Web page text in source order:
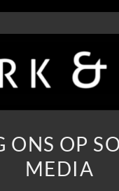
ONS OP
MEDIA